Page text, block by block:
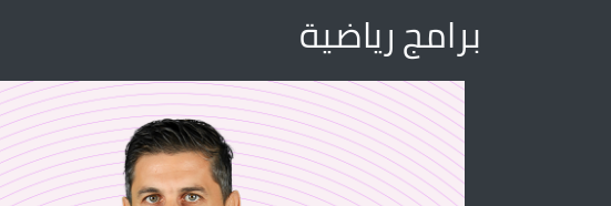
برامج رياضية